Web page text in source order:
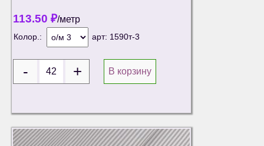
113.50 ₽/метр
Колор.: арт: 1590т-3
В корзину